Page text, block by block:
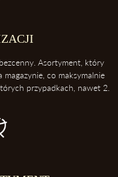
oraz kurzem.
samochodu. Soczewki
Asortyment, który
co maksymalnie
przypadkach, nawet 2.